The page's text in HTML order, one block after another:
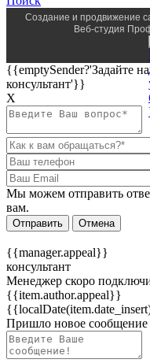
Создание и продвижение
Веб-студия
{{emptySender?'Задайте
консультант'}}
Х
Мы можем отправить
вам.
Отправить Отмена
{{manager.appeal}}
консультант
Менеджер скоро
{{item.author.appeal}}
Пришло новое сообщение